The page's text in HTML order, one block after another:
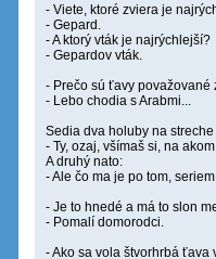
- Viete, ktoré zviera je
- Gepard.
- A ktorý vták je najrýchlejší?
- Gepardov vták.
- Prečo sú ťavy považované
- Lebo chodia s Arabmi...
Sedia dva holuby na
- Ty, ozaj, všímaš si, na
A druhý nato:
- Ale čo ma je po tom,
- Je to hnedé a má to slon
- Pomalí domorodci.
- Ako sa vola štvorhrbá ťava